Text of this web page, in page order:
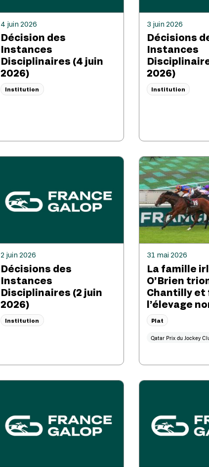
4 juin 2026
Décision des
Instances
Disciplinaires (4 juin
2026)
Institution
3 juin 2026
Décisions
Instances
2026)
Institution
2 juin 2026
Décisions des
Instances
Disciplinaires (2 juin
2026)
Institution
31 mai 2026
La famille
O’Brien
Chantilly
l’élevage
Plat
Qatar Prix du Jockey